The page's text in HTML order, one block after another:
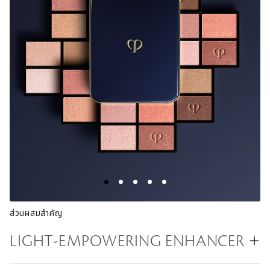
ส่วนผสมสำคัญ
LIGHT-EMPOWERING ENHANCER